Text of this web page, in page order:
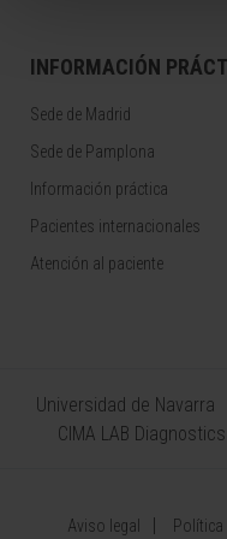
INFORMACIÓN
Sede de Madrid
Sede de Pamplona
Información práctica
Pacientes internacionales
Atención al paciente
Universidad de Navarra
CIMA LAB Diagnostics
Aviso legal Política